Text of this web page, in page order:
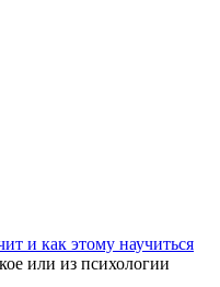
и как этому научиться
или из психологии